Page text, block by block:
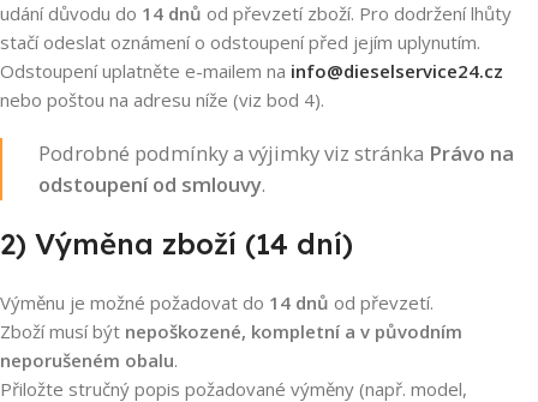
udání důvodu do 14 dnů od převzetí zboží. Pro dodržení lhůty
stačí odeslat oznámení o odstoupení před jejím uplynutím.
Odstoupení uplatněte e-mailem na info@dieselservice24.cz
nebo poštou na adresu níže (viz bod 4).
Podrobné podmínky a výjimky viz stránka Právo na
odstoupení od smlouvy.
2) Výměna zboží (14 dní)
Výměnu je možné požadovat do 14 dnů od převzetí.
Zboží musí být nepoškozené, kompletní a v původním
neporušeném obalu.
Přiložte stručný popis požadované výměny (např. model,